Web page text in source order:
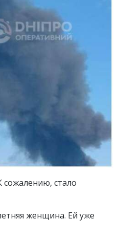
сожалению, стало
женщина. Ей уже